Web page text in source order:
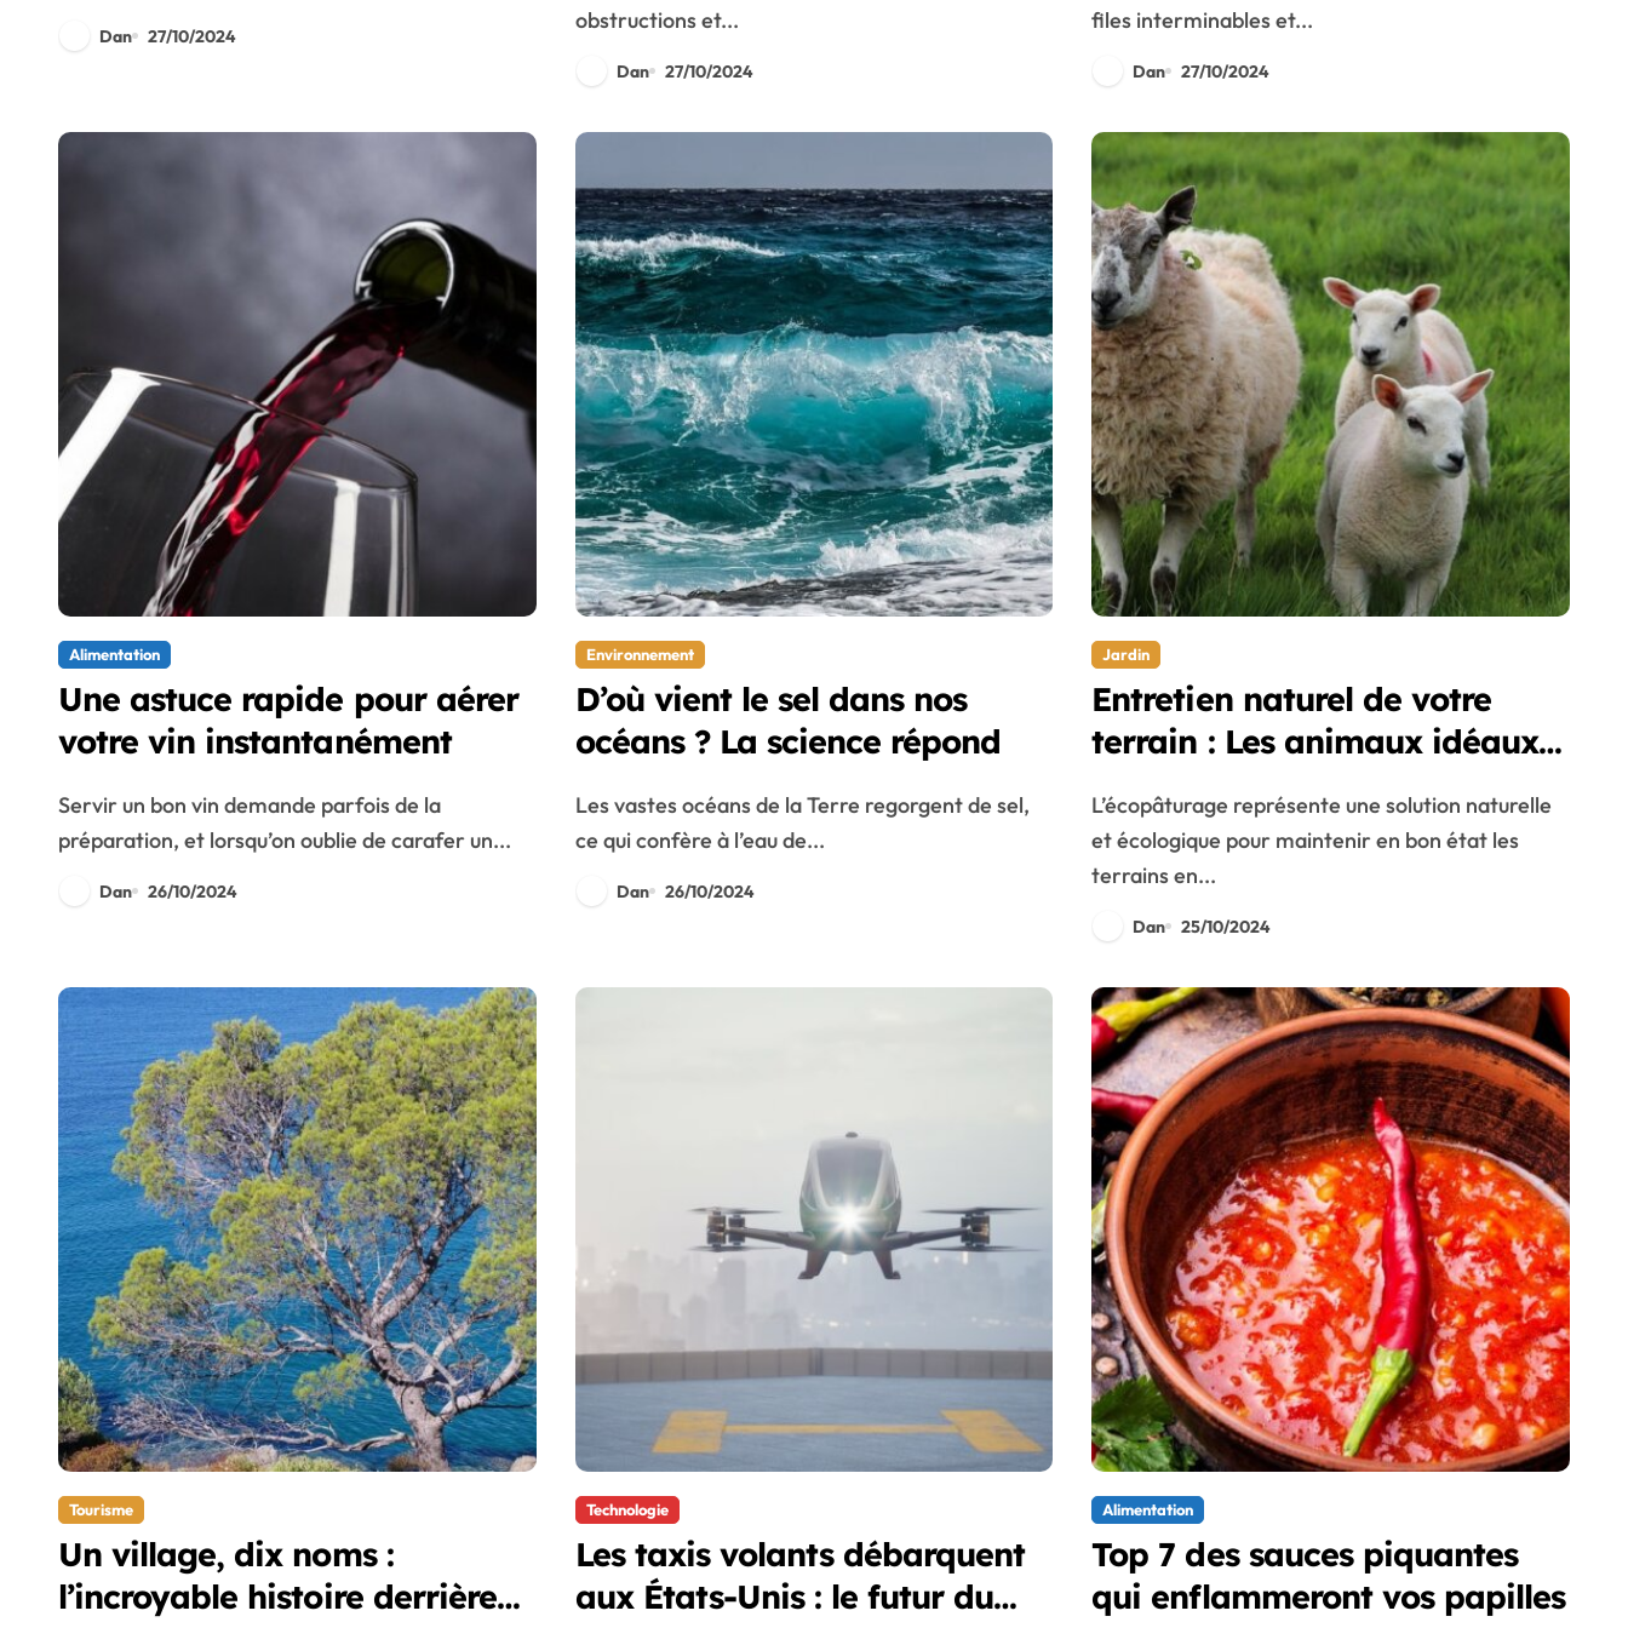
Dan 27/10/2024
obstructions et...
Dan 27/10/2024
files interminables et...
Dan 27/10/2024
Alimentation
Une astuce rapide pour aérer
votre vin instantanément
Servir un bon vin demande parfois de la
préparation, et lorsqu’on oublie de carafer un...
Dan 26/10/2024
Environnement
D’où vient le sel dans nos
océans ? La science répond
Les vastes océans de la Terre regorgent de sel,
ce qui confère à l’eau de...
Dan 26/10/2024
Jardin
Entretien naturel de votre
terrain : Les animaux idéaux
L’écopâturage représente une solution naturelle
et écologique pour maintenir en bon état les
terrains en...
Dan 25/10/2024
Tourisme
Un village, dix noms :
l’incroyable histoire derrière
Technologie
Les taxis volants débarquent
aux États-Unis : le futur du
Alimentation
Top 7 des sauces piquantes
qui enflammeront vos papilles